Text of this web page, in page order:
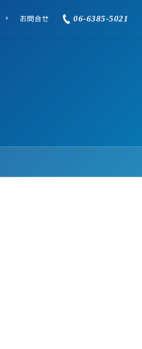
お問合せ 06-6385-5021